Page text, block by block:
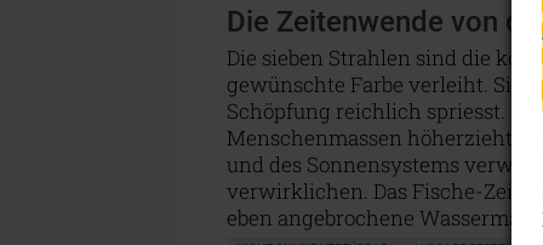
Die Zeitenwende von
Die sieben Strahlen sind die
gewünschte Farbe verleiht. Sie
Schöpfung reichlich spriesst.
Menschenmassen höherzieht.
und des Sonnensystems
verwirklichen. Das Fische-
eben angebrochene